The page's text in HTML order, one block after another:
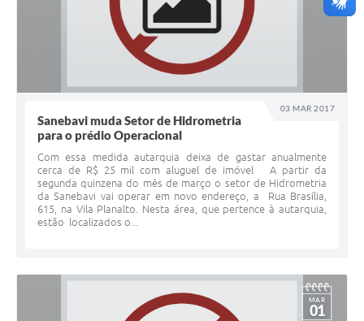
03 MAR 2017
Sanebavi muda Setor de Hidrometria
para o prédio Operacional
Com essa medida autarquia deixa de gastar anualmente
cerca de R$ 25 mil com aluguel de imóvel A partir da
segunda quinzena do mês de março o setor de Hidrometria
da Sanebavi vai operar em novo endereço, a Rua Brasília,
615, na Vila Planalto. Nesta área, que pertence à autarquia,
estão localizados o...
MAR
01